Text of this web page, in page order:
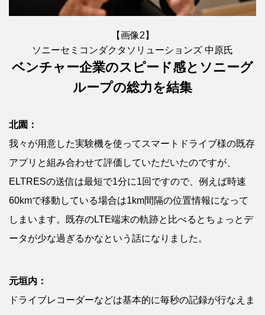
【画像2】
ソニーセミコンダクタソリューションズ 中原氏
ベンチャー企業のスピード感とソニーグ
ループの総力を結集
北園：
我々が用意した実験機を使ってスマートドライブ様の既存
アプリと組み合わせて評価していただいたのですが、
ELTRESの送信は最短で1分に1回ですので、例えば時速
60kmで移動している場合は1km間隔の位置情報になって
しまいます。既存のLTE端末の軌跡と比べるとちょっとデ
ータが少な過ぎるかなという話になりました。
元垣内：
ドライブレコーダーなどは基本的に毎秒の記録が行なえま